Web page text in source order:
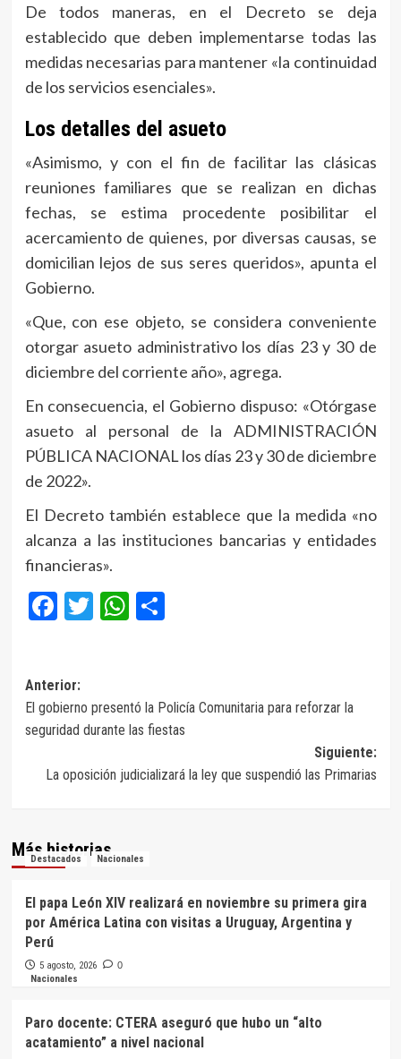
De todos maneras, en el Decreto se deja
establecido que deben implementarse todas las
medidas necesarias para mantener «la continuidad
de los servicios esenciales».
Los detalles del asueto
«Asimismo, y con el fin de facilitar las clásicas
reuniones familiares que se realizan en dichas
fechas, se estima procedente posibilitar el
acercamiento de quienes, por diversas causas, se
domicilian lejos de sus seres queridos», apunta el
Gobierno.
«Que, con ese objeto, se considera conveniente
otorgar asueto administrativo los días 23 y 30 de
diciembre del corriente año», agrega.
En consecuencia, el Gobierno dispuso: «Otórgase
asueto al personal de la ADMINISTRACIÓN
PÚBLICA NACIONAL los días 23 y 30 de diciembre
de 2022».
El Decreto también establece que la medida «no
alcanza a las instituciones bancarias y entidades
financieras».
Facebook
Twitter
WhatsApp
Compartir
Navegación
de
entradas
Anterior:
El gobierno presentó la Policía Comunitaria para reforzar la
seguridad durante las fiestas
Siguiente:
La oposición judicializará la ley que suspendió las Primarias
Más historias
Destacados Nacionales
El papa León XIV realizará en noviembre su primera gira
por América Latina con visitas a Uruguay, Argentina y
Perú
5 agosto, 2026 0
Nacionales
Paro docente: CTERA aseguró que hubo un “alto
acatamiento” a nivel nacional